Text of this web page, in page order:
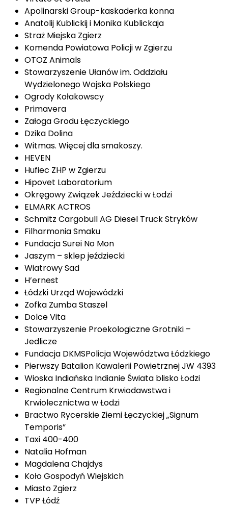
Apolinarski Group-kaskaderka konna
Anatolij Kublickij i Monika Kublickaja
Straż Miejska Zgierz
Komenda Powiatowa Policji w Zgierzu
OTOZ Animals
Stowarzyszenie Ułanów im. Oddziału
Wydzielonego Wojska Polskiego
Ogrody Kołakowscy
Primavera
Załoga Grodu Łęczyckiego
Dzika Dolina
Witmas. Więcej dla smakoszy.
HEVEN
Hufiec ZHP w Zgierzu
Hipovet Laboratorium
Okręgowy Związek Jeździecki w Łodzi
ELMARK ACTROS
Schmitz Cargobull AG Diesel Truck Stryków
Filharmonia Smaku
Fundacja Surei No Mon
Jaszym – sklep jeździecki
Wiatrowy Sad
H’ernest
Łódzki Urząd Wojewódzki
Zofka Zumba Staszel
Dolce Vita
Stowarzyszenie Proekologiczne Grotniki –
Jedlicze
Fundacja DKMSPolicja Województwa Łódzkiego
Pierwszy Batalion Kawalerii Powietrznej JW 4393
Wioska Indiańska Indianie Świata blisko Łodzi
Regionalne Centrum Krwiodawstwa i
Krwiolecznictwa w Łodzi
Bractwo Rycerskie Ziemi Łęczyckiej „Signum
Temporis”
Taxi 400-400
Natalia Hofman
Magdalena Chajdys
Koło Gospodyń Wiejskich
Miasto Zgierz
TVP Łódź